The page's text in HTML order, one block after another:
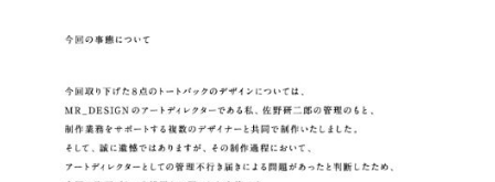
AI活用のいまが分かる
経営リーダーのコミュニティ
マーケ×ITの今がよく分かる